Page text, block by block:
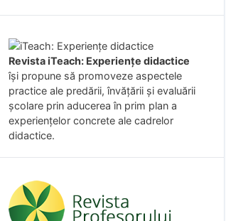
Revista iTeach: Experienţe didactice
îşi propune să promoveze aspectele
practice ale predării, învăţării şi evaluării
şcolare prin aducerea în prim plan a
experienţelor concrete ale cadrelor
didactice.